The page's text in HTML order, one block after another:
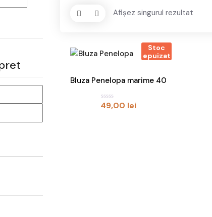
Preț
Afișez singurul rezultat
Stoc
epuizat
Bluza Penelopa marime 40
E
49,00 lei